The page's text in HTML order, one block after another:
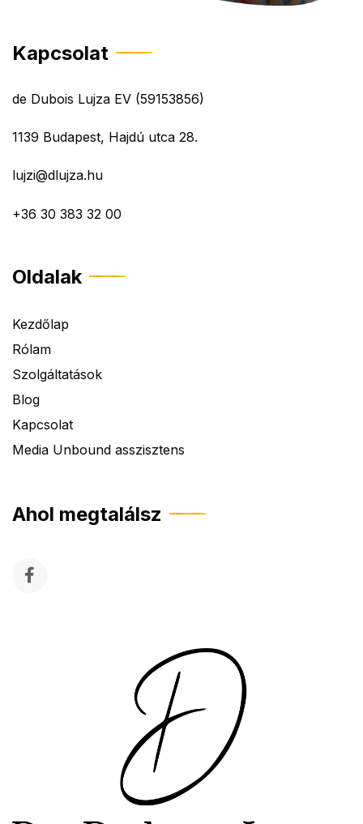
Kapcsolat
de Dubois Lujza EV (59153856)
1139 Budapest, Hajdú utca 28.
lujzi@dlujza.hu
+36 30 383 32 00
Oldalak
Kezdőlap
Rólam
Szolgáltatások
Blog
Kapcsolat
Media Unbound asszisztens
Ahol megtalálsz